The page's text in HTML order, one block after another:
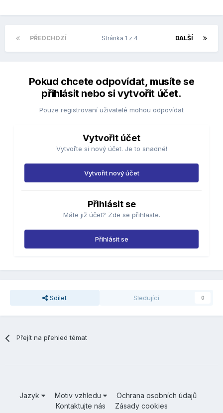
PŘEDCHOZÍ DALŠÍ
Stránka 1 z 4
Pokud chcete odpovídat, musíte se
přihlásit nebo si vytvořit účet.
Pouze registrovaní uživatelé mohou odpovídat
Vytvořit účet
Vytvořte si nový účet. Je to snadné!
Vytvořit nový účet
Přihlásit se
Máte již účet? Zde se přihlaste.
Přihlásit se
Sdílet Sledující 0
Přejít na přehled témat
Jazyk Motiv vzhledu
Ochrana osobních údajů
Kontaktujte nás
Zásady cookies